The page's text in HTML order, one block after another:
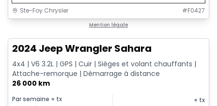
Ste-Foy Chrysler #F0427
Mention légale
2024 Jeep Wrangler Sahara
4x4 | V6 3.2L | GPS | Cuir | Sièges et volant chauffants |
Attache-remorque | Démarrage à distance
26 000 km
Par semaine + tx + tx